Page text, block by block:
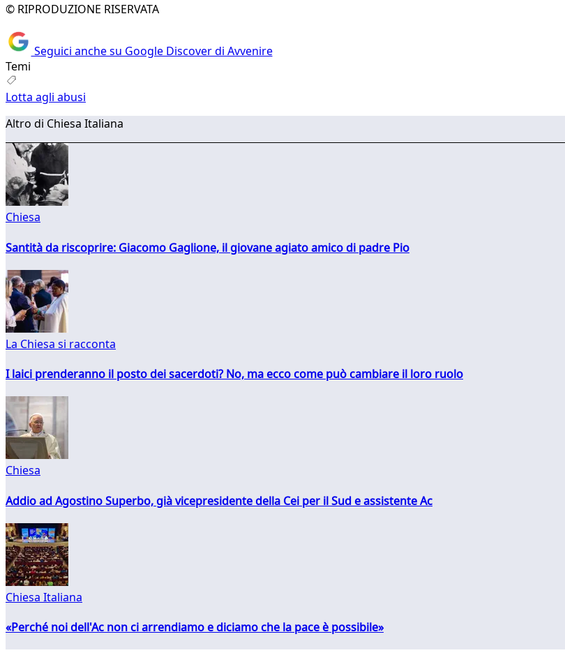
© RIPRODUZIONE RISERVATA
Seguici anche su Google Discover di Avvenire
Temi
Lotta agli abusi
Altro di Chiesa Italiana
Chiesa
Santità da riscoprire: Giacomo Gaglione, il giovane agiato amico di padre Pio
La Chiesa si racconta
I laici prenderanno il posto dei sacerdoti? No, ma ecco come può cambiare il loro ruolo
Chiesa
Addio ad Agostino Superbo, già vicepresidente della Cei per il Sud e assistente Ac
Chiesa Italiana
«Perché noi dell'Ac non ci arrendiamo e diciamo che la pace è possibile»